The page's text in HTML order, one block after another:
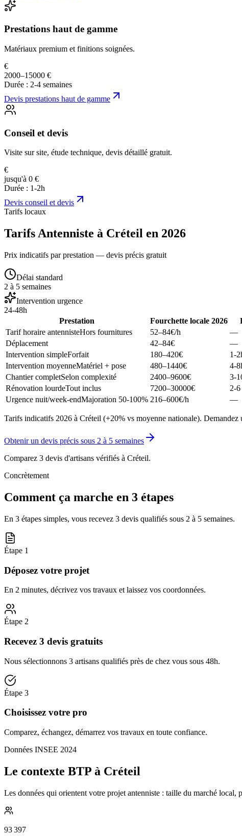
Prestations haut de gamme
Matériaux premium et finitions soignées.
€
2000–15000 €
Durée : 2-4 semaines
Devis prestations haut de gamme
Conseil et devis
Visite sur site, étude technique, devis détaillé gratuit.
€
jusqu'à 0 €
Durée : 1-2h
Devis conseil et devis
Tarifs locaux
Tarifs Antenniste à Créteil en 2026
Prix indicatifs par prestation — devis précis gratuit
Délai standard
2 à 5 semaines
Intervention urgence
24-48h
Prestation
Fourchette locale 2026
Tarif horaire antennisteHors fournitures 52–84€/h
—
Déplacement
42–84€
—
Intervention simpleForfait 180–420€
1-
Intervention moyenneMatériel + pose 480–1440€
4-
Chantier completSelon complexité 2400–9600€
3-
Rénovation lourdeTout inclus 7200–30000€
2-6
Urgence nuit/week-endMajoration 50-100% 216–600€/h —
Tarifs indicatifs 2026 à Créteil (+20% vs moyenne nationale).
Obtenir un devis précis sous 2 à 5 semaines
Comparez 3 devis d'artisans vérifiés à Créteil.
Concrètement
Comment ça marche en 3 étapes
En 3 étapes simples, vous recevez 3 devis qualifiés sous 2 à 5 semaines.
Étape 1
Déposez votre projet
En 2 minutes, décrivez vos travaux et laissez vos coordonnées.
Étape 2
Recevez 3 devis gratuits
Nous sélectionnons 3 artisans qualifiés près de chez vous sous 48h.
Étape 3
Choisissez votre pro
Comparez, échangez, démarrez vos travaux en toute confiance.
Données INSEE 2024
Le contexte BTP à Créteil
Les données qui orientent votre projet antenniste : taille du marché local,
93 397